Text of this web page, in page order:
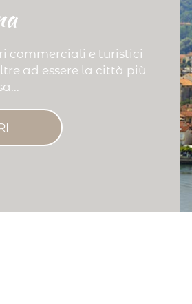
commerciali e turistici
ad essere la città più